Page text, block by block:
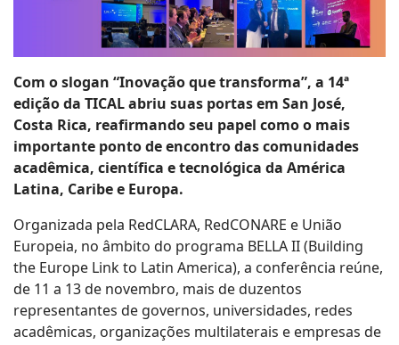
Com o slogan “Inovação que transforma”, a 14ª
edição da TICAL abriu suas portas em San José,
Costa Rica, reafirmando seu papel como o mais
importante ponto de encontro das comunidades
acadêmica, científica e tecnológica da América
Latina, Caribe e Europa.
Organizada pela RedCLARA, RedCONARE e União
Europeia, no âmbito do programa BELLA II (Building
the Europe Link to Latin America), a conferência reúne,
de 11 a 13 de novembro, mais de duzentos
representantes de governos, universidades, redes
acadêmicas, organizações multilaterais e empresas de